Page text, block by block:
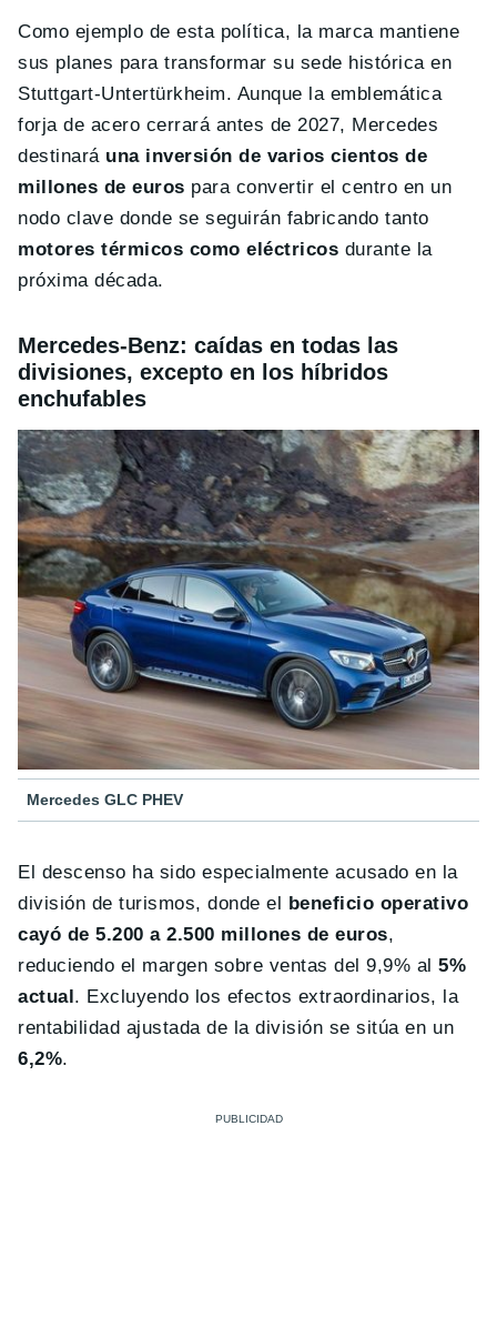
Como ejemplo de esta política, la marca mantiene
sus planes para transformar su sede histórica en
Stuttgart-Untertürkheim. Aunque la emblemática
forja de acero cerrará antes de 2027, Mercedes
destinará una inversión de varios cientos de
millones de euros para convertir el centro en un
nodo clave donde se seguirán fabricando tanto
motores térmicos como eléctricos durante la
próxima década.
Mercedes-Benz: caídas en todas las
divisiones, excepto en los híbridos
enchufables
Mercedes GLC PHEV
El descenso ha sido especialmente acusado en la
división de turismos, donde el beneficio operativo
cayó de 5.200 a 2.500 millones de euros,
reduciendo el margen sobre ventas del 9,9% al5%
actual. Excluyendo los efectos extraordinarios, la
rentabilidad ajustada de la división se sitúa en un
6,2%.